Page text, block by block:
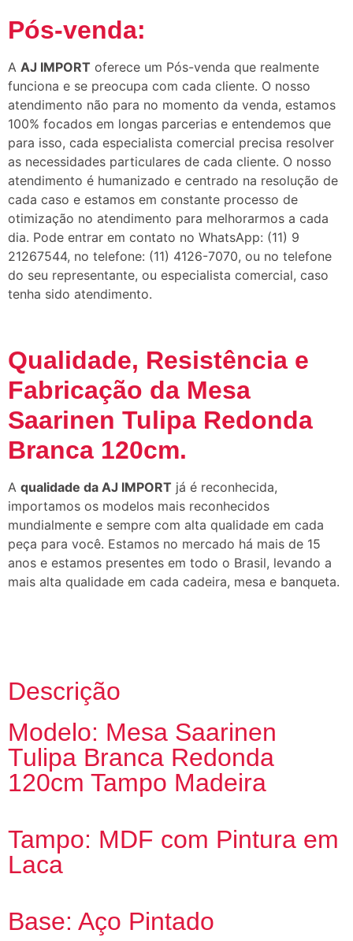
Pós-venda:
A AJ IMPORT oferece um Pós-venda que realmente
funciona e se preocupa com cada cliente. O nosso
atendimento não para no momento da venda, estamos
100% focados em longas parcerias e entendemos que
para isso, cada especialista comercial precisa resolver
as necessidades particulares de cada cliente. O nosso
atendimento é humanizado e centrado na resolução de
cada caso e estamos em constante processo de
otimização no atendimento para melhorarmos a cada
dia. Pode entrar em contato no WhatsApp: (11) 9
21267544, no telefone: (11) 4126-7070, ou no telefone
do seu representante, ou especialista comercial, caso
tenha sido atendimento.
Qualidade, Resistência e
Fabricação da Mesa
Saarinen Tulipa Redonda
Branca 120cm.
A qualidade da AJ IMPORT já é reconhecida,
importamos os modelos mais reconhecidos
mundialmente e sempre com alta qualidade em cada
peça para você. Estamos no mercado há mais de 15
anos e estamos presentes em todo o Brasil, levando a
mais alta qualidade em cada cadeira, mesa e banqueta.
Descrição
Modelo: Mesa Saarinen
Tulipa Branca Redonda
120cm Tampo Madeira
Tampo: MDF com Pintura em
Laca
Base: Aço Pintado